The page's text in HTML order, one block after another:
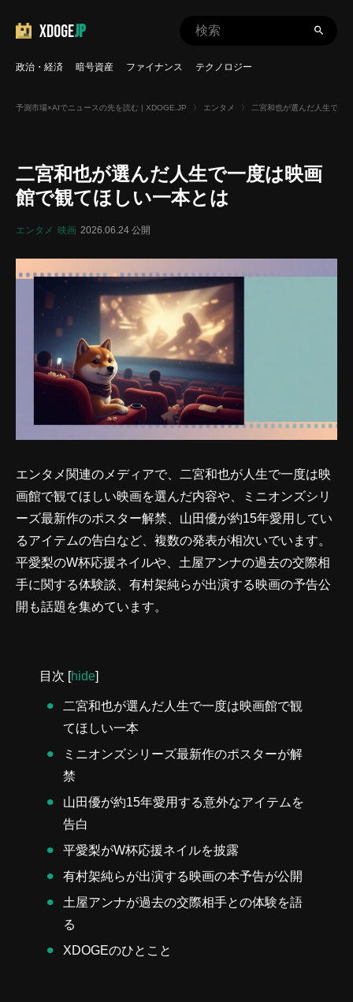
XDOGEJP
政治・経済 暗号資産 ファイナンス テクノロジー
予測市場×AIでニュースの先を読む | XDOGE.JP 〉 エンタメ 〉 二宮和也が選んだ人生で一
二宮和也が選んだ人生で一度は映画
館で観てほしい一本とは
エンタメ 映画 2026.06.24 公開
エンタメ関連のメディアで、二宮和也が人生で一度は映
画館で観てほしい映画を選んだ内容や、ミニオンズシリ
ーズ最新作のポスター解禁、山田優が約15年愛用してい
るアイテムの告白など、複数の発表が相次いでいます。
平愛梨のW杯応援ネイルや、土屋アンナの過去の交際相
手に関する体験談、有村架純らが出演する映画の予告公
開も話題を集めています。
目次 [hide]
二宮和也が選んだ人生で一度は映画館で観
てほしい一本
ミニオンズシリーズ最新作のポスターが解
禁
山田優が約15年愛用する意外なアイテムを
告白
平愛梨がW杯応援ネイルを披露
有村架純らが出演する映画の本予告が公開
土屋アンナが過去の交際相手との体験を語
る
XDOGEのひとこと